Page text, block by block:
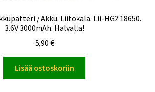
/ Akku. Liitokala. Lii-HG2 18650.
3.6V 3000mAh. Halvalla!
5,90 €
Lisää ostoskoriin